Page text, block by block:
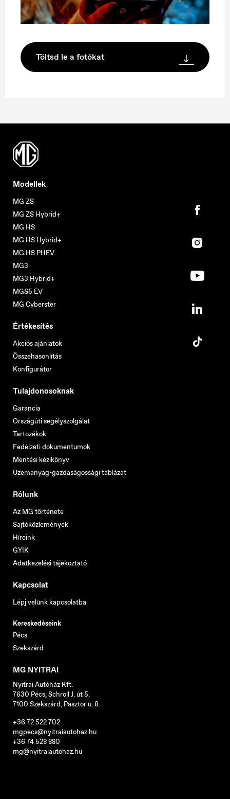
Töltsd le a fotókat
Modellek
MG ZS
MG ZS Hybrid+
MG HS
MG HS Hybrid+
MG HS PHEV
MG3
MG3 Hybrid+
MGS5 EV
MG Cyberster
Értékesítés
Akciós ajánlatok
Összehasonlítás
Konfigurátor
Tulajdonosoknak
Garancia
Országúti segélyszolgálat
Tartozékok
Fedélzeti dokumentumok
Mentési kézikönyv
Üzemanyag-gazdaságossági táblázat
Rólunk
Az MG története
Sajtóközlemények
Híreink
GYIK
Adatkezelési tájékoztató
Kapcsolat
Lépj velünk kapcsolatba
Kereskedéseink
Pécs
Szekszárd
MG NYITRAI
Nyitrai Autóház Kft.
7630 Pécs, Schroll J. út 5.
7100 Szekszárd, Pásztor u. 8.
+36 72 522 702
mgpecs@nyitraiautohaz.hu
+36 74 528 880
mg@nyitraiautohaz.hu